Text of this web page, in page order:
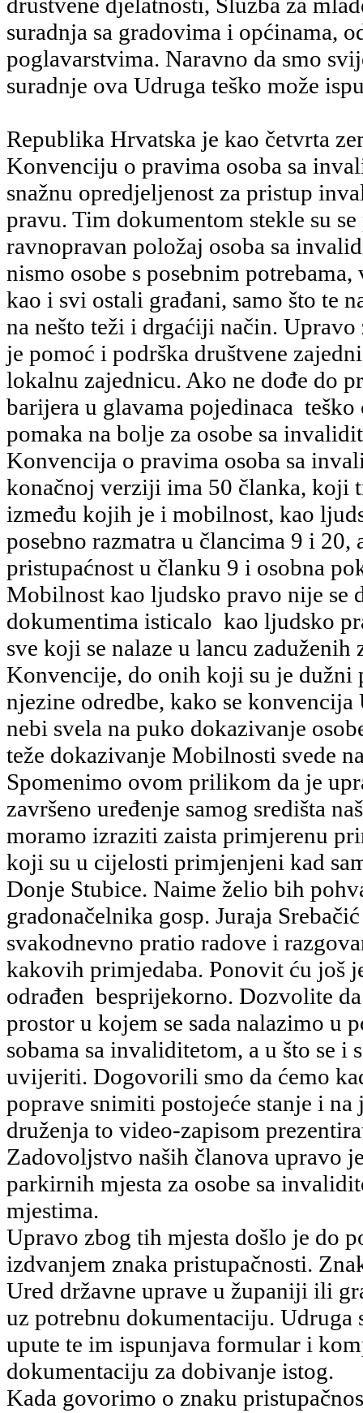
suradnja sa gradovima i općinama,
poglavarstvima. Naravno da smo
suradnje ova Udruga teško može
Republika Hrvatska je kao četvrta
Konvenciju o pravima osoba sa
snažnu opredjeljenost za pristup
pravu. Tim dokumentom stekle su
ravnopravan položaj osoba sa
nismo osobe s posebnim potrebama,
kao i svi ostali građani, samo što te
na nešto teži i drgaćiji način.
je pomoć i podrška društvene
lokalnu zajednicu. Ako ne dođe do
barijera u glavama pojedinaca
pomaka na bolje za osobe sa
Konvencija o pravima osoba sa
konačnoj verziji ima 50 članka, koji
između kojih je i mobilnost, kao
posebno razmatra u člancima 9 i 20,
pristupaćnost u članku 9 i osobna
Mobilnost kao ljudsko pravo nije se
dokumentima isticalo kao ljudsko
sve koji se nalaze u lancu
Konvencije, do onih koji su je
njezine odredbe, kako se
nebi svela na puko dokazivanje
teže dokazivanje Mobilnosti svede
Spomenimo ovom prilikom da je
završeno uređenje samog središta
moramo izraziti zaista primjerenu
koji su u cijelosti primjenjeni kad
Donje Stubice. Naime želio bih
gradonačelnika gosp. Juraja
svakodnevno pratio radove i
kakovih primjedaba. Ponovit ću još
odrađen besprijekorno. Dozvolite
prostor u kojem se sada nalazimo u
sobama sa invaliditetom, a u što se i
uvijeriti. Dogovorili smo da ćemo
poprave snimiti postojeće stanje i
druženja to video-zapisom
Zadovoljstvo naših članova upravo
parkirnih mjesta za osobe sa
mjestima.
Upravo zbog tih mjesta došlo je do
izdvanjem znaka pristupačnosti.
Ured državne uprave u županiji ili
uz potrebnu dokumentaciju. Udruga
upute te im ispunjava formular i
dokumentaciju za dobivanje istog.
Kada govorimo o znaku